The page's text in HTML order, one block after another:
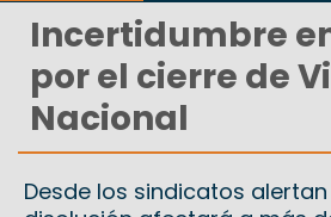
Incertidumbre
por el cierre de
Nacional
Desde los sindicatos